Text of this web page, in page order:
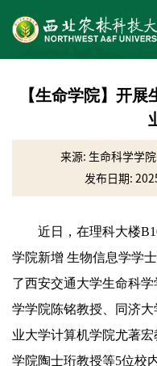
【生命学院】开
来源: 生命科学学院
发布日期:
近日，在理科大楼
学院新增 生物信息学学
了西安交通大学生命科
学学院陈铭教授、同济
业大学计算机学院尤著
学院陶士珩教授等5位校